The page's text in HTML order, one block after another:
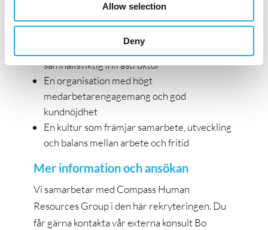
Allow selection
Deny
En VD roll i ett bolag som gör tydlig
Möjlighet att leda och utveckla
samhällsviktig infrastruktur
En organisation med högt
medarbetarengagemang och god
kundnöjdhet
En kultur som främjar samarbete, utveckling
och balans mellan arbete och fritid
Mer information och ansökan
Vi samarbetar med Compass Human
Resources Group i den här rekryteringen. Du
får gärna kontakta vår externa konsult Bo